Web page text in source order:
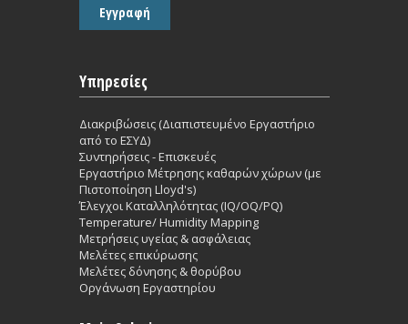
Υπηρεσίες
Διακριβώσεις (Διαπιστευμένο Εργαστήριο
από το ΕΣΥΔ)
Συντηρήσεις - Επισκευές
Εργαστήριο Mέτρησης καθαρών χώρων (με
Πιστοποίηση Lloyd's)
Έλεγχοι Καταλληλότητας (IQ/OQ/PQ)
Temperature/ Humidity Mapping
Μετρήσεις υγείας & ασφάλειας
Μελέτες επικύρωσης
Μελέτες δόνησης & θορύβου
Οργάνωση Εργαστηρίου